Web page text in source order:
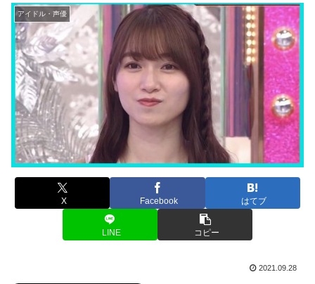
アイドル・声優
X Facebook はてブ
LINE コピー
2021.09.28